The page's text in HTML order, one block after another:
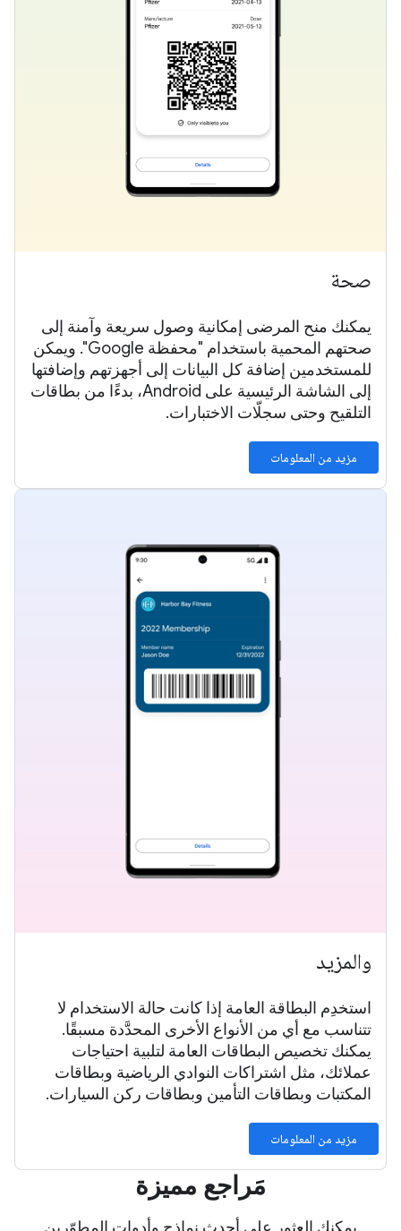
صحة
يمكنك منح المرضى إمكانية وصول سريعة وآمنة إلى
صحتهم المحمية باستخدام "محفظة Google". ويمكن
للمستخدمين إضافة كل البيانات إلى أجهزتهم وإضافتها
إلى الشاشة الرئيسية على Android، بدءًا من بطاقات
التلقيح وحتى سجلّات الاختبارات.
مزيد من المعلومات
والمزيد
استخدِم البطاقة العامة إذا كانت حالة الاستخدام لا
تتناسب مع أي من الأنواع الأخرى المحدَّدة مسبقًا.
يمكنك تخصيص البطاقات العامة لتلبية احتياجات
عملائك، مثل اشتراكات النوادي الرياضية وبطاقات
المكتبات وبطاقات التأمين وبطاقات ركن السيارات.
مزيد من المعلومات
مَراجع مميزة
يمكنك العثور على أحدث نماذج وأدوات المطوّرين